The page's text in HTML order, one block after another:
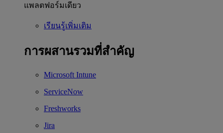
แพลตฟอร์มเดียว
เรียนรู้เพิ่มเติม
การผสานรวมที่สำคัญ
Microsoft Intune
ServiceNow
Freshworks
Jira